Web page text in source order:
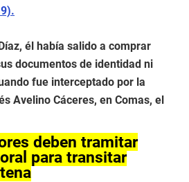
él había salido a comprar
documentos de identidad ni
fue interceptado por la
Avelino Cáceres, en Comas, el
deben tramitar
para transitar